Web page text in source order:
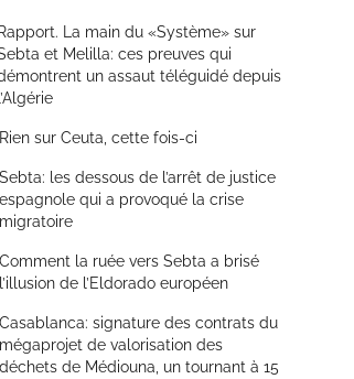
Rapport. La main du «Système» sur
et Melilla: ces preuves qui
un assaut téléguidé depuis
l’Algérie
Rien sur Ceuta, cette fois-ci
Sebta: les dessous de l’arrêt de justice
espagnole qui a provoqué la crise
migratoire
Comment la ruée vers Sebta a brisé
l’illusion de l’Eldorado européen
Casablanca: signature des contrats du
mégaprojet de valorisation des
déchets de Médiouna, un tournant à 15